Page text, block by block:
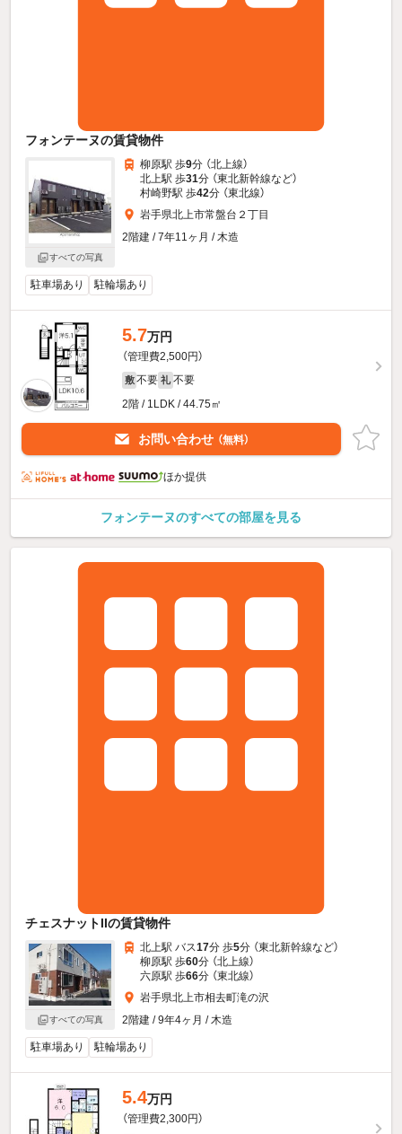
フォンテーヌの賃貸物件
すべての写真
柳原駅 歩9分 （北上線）
北上駅 歩31分 （東北新幹線など）
村崎野駅 歩42分 （東北線）
岩手県北上市常盤台２丁目
2階建 / 7年11ヶ月 / 木造
駐車場あり 駐輪場あり
5.7万円
（管理費2,500円）
敷 不要 礼 不要
2階 / 1LDK / 44.75㎡
お問い合わせ （無料）
ほか提供
フォンテーヌのすべての部屋を見る
チェスナットIIの賃貸物件
すべての写真
北上駅 バス17分 歩5分 （東北新幹線など）
柳原駅 歩60分 （北上線）
六原駅 歩66分 （東北線）
岩手県北上市相去町滝の沢
2階建 / 9年4ヶ月 / 木造
駐車場あり 駐輪場あり
5.4万円
（管理費2,300円）